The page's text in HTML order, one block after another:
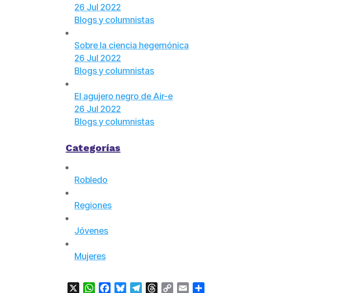
26 Jul 2022
Blogs y columnistas
Sobre la ciencia hegemónica
26 Jul 2022
Blogs y columnistas
El agujero negro de Air-e
26 Jul 2022
Blogs y columnistas
Categorías
Robledo
Regiones
Jóvenes
Mujeres
WhatsApp
FacebookBlueskyTelegramThreads
Copy Email